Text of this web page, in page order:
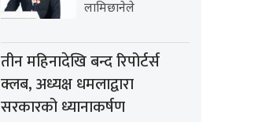
लामिछानेले
तीन महिनादेखि बन्द रिपोर्टर्स
क्लब, अध्यक्ष धमलाद्वारा
सरकारको ध्यानाकर्षण